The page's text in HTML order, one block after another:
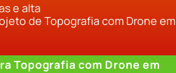
e alta
de Topografia com Drone em
Topografia com Drone em